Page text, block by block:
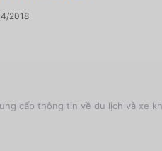
2018
cấp thông tin về du lịch và xe